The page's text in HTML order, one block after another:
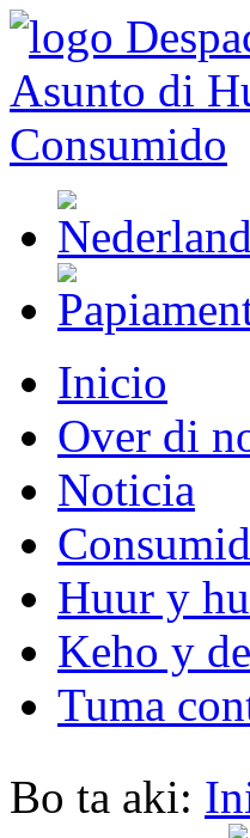
Inicio
Over di
Noticia
Huur y
Keho y
Tuma
Bo ta aki: